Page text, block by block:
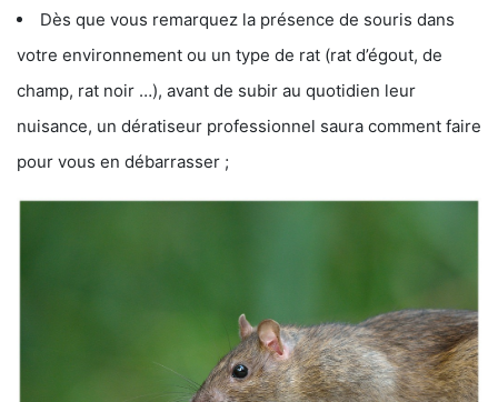
Dès que vous remarquez la présence de souris dans
votre environnement ou un type de rat (rat d’égout, de
champ, rat noir …), avant de subir au quotidien leur
nuisance, un dératiseur professionnel saura comment faire
pour vous en débarrasser ;